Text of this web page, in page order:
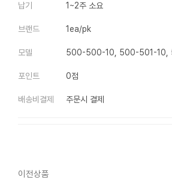
납기 1~2주 소요
브랜드 1ea/pk
모델 500-500-10, 500-501-10,
포인트 0점
배송비결제 주문시 결제
이전상품